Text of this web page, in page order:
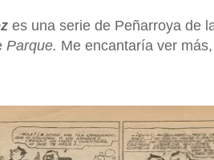
es una serie de Peñarroya de
Parque. Me encantaría ver